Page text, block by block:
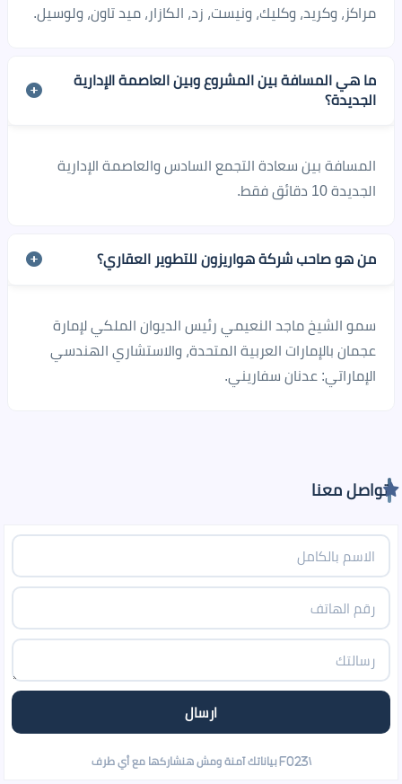
مراكز، وكريد، وكليك، ونيست، زد، الكازار، ميد تاون، ولوسيل.
ما هي المسافة بين المشروع وبين العاصمة الإدارية
الجديدة؟
المسافة بين سعادة التجمع السادس والعاصمة الإدارية
الجديدة 10 دقائق فقط.
من هو صاحب شركة هواريزون للتطوير العقاري؟
سمو الشيخ ماجد النعيمي رئيس الديوان الملكي لإمارة
عجمان بالإمارات العربية المتحدة، والاستشاري الهندسي
الإماراتي: عدنان سفاريني.
تواصل معنا